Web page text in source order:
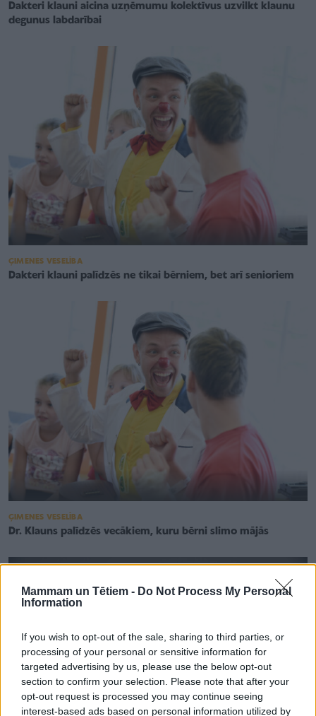
Mammam un Tētiem - Do Not Process My Personal
Information
If you wish to opt-out of the sale, sharing to third parties, or
processing of your personal or sensitive information for
targeted advertising by us, please use the below opt-out
section to confirm your selection. Please note that after your
opt-out request is processed you may continue seeing
interest-based ads based on personal information utilized by
Dakteri klauni aicina uzņēmumu kolektīvus uzvilkt klaunu
degunus labdarībai
ĢIMENES VESELĪBA
Dakteri klauni palīdzēs ne tikai bērniem, bet arī senioriem
ĢIMENES VESELĪBA
Dr. Klauns palīdzēs vecākiem, kuru bērni slimo mājās